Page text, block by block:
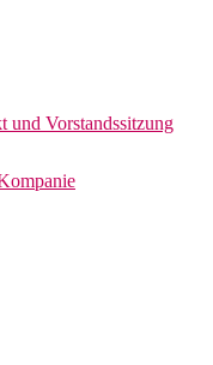
und Vorstandssitzung